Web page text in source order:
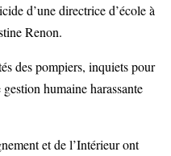
d’une directrice d’école à
Renon.
des pompiers, inquiets pour
humaine harassante
et de l’Intérieur ont